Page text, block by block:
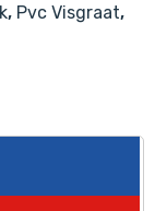
, Pvc Visgraat,